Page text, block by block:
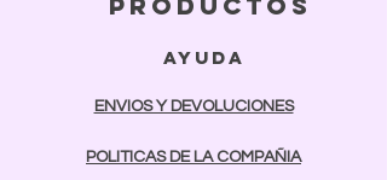
ayuda
ENVIOS Y DEVOLUCIONES
POLITICAS DE LA COMPAÑIA